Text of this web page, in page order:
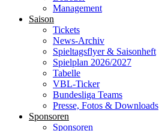
Management
Saison
Tickets
News-Archiv
Spieltagsflyer & Saisonheft
Spielplan 2026/2027
Tabelle
VBL-Ticker
Bundesliga Teams
Presse, Fotos & Downloads
Sponsoren
Sponsoren